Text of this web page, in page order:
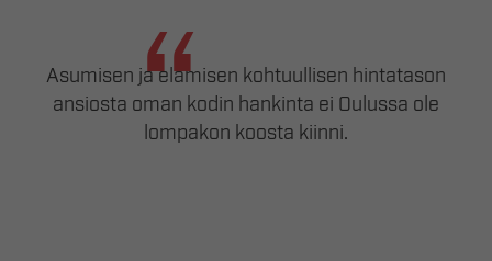
Asumisen ja elämisen kohtuullisen hintatason
ansiosta oman kodin hankinta ei Oulussa ole
lompakon koosta kiinni.